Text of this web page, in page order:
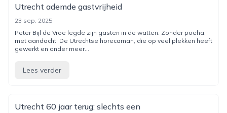
Utrecht ademde gastvrijheid
23 sep. 2025
Peter Bijl de Vroe legde zijn gasten in de watten. Zonder poeha,
met aandacht. De Utrechtse horecaman, die op veel plekken heeft
gewerkt en onder meer...
Lees verder
Utrecht 60 jaar terug: slechts een